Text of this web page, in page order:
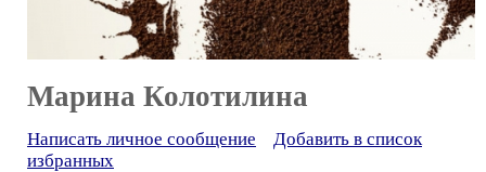
Марина Колотилина
Написать личное сообщение
Добавить в список
избранных